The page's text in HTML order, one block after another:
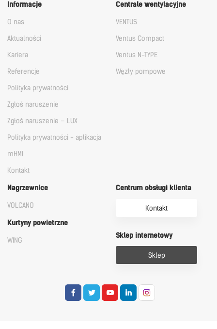
Informacje
O nas
Aktualności
Kariera
Referencje
Polityka prywatności
Zgłoś naruszenie
Zgłoś naruszenie – LUX
Polityka prywatności - aplikacja
mHMI
Kontakt
Centrale wentylacyjne
VENTUS
Ventus Compact
Ventus N-TYPE
Węzły pompowe
Nagrzewnice
VOLCANO
Kurtyny powietrzne
WING
Centrum obsługi klienta
Kontakt
Sklep internetowy
Sklep